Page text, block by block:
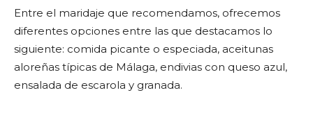
Entre el maridaje que recomendamos, ofrecemos
diferentes opciones entre las que destacamos lo
siguiente: comida picante o especiada, aceitunas
aloreñas típicas de Málaga, endivias con queso azul,
ensalada de escarola y granada.